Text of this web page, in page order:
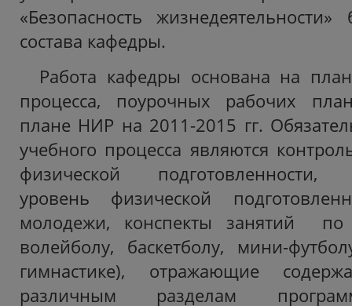
«Безопасность
состава кафедры.
Работа кафедры основана на
процесса, поурочных рабочих
плане НИР на 2011-2015 гг.
учебного процесса являются
физической подготовленности,
уровень физической
молодежи, конспекты занятий
волейболу, баскетболу, мини-
гимнастике), отражающие
различным разделам